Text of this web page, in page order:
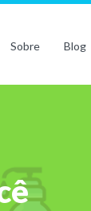
Sobre Blog